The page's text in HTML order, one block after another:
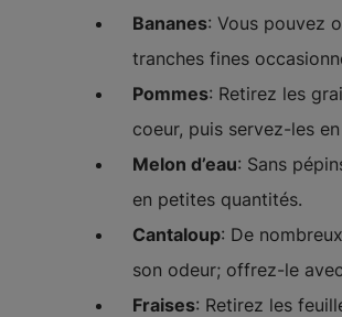
Bananes: Vous pouvez
tranches fines
Pommes: Retirez les
coeur, puis servez-les
Melon d’eau: Sans
en petites quantités.
Cantaloup: De
son odeur; offrez-le
Fraises: Retirez les